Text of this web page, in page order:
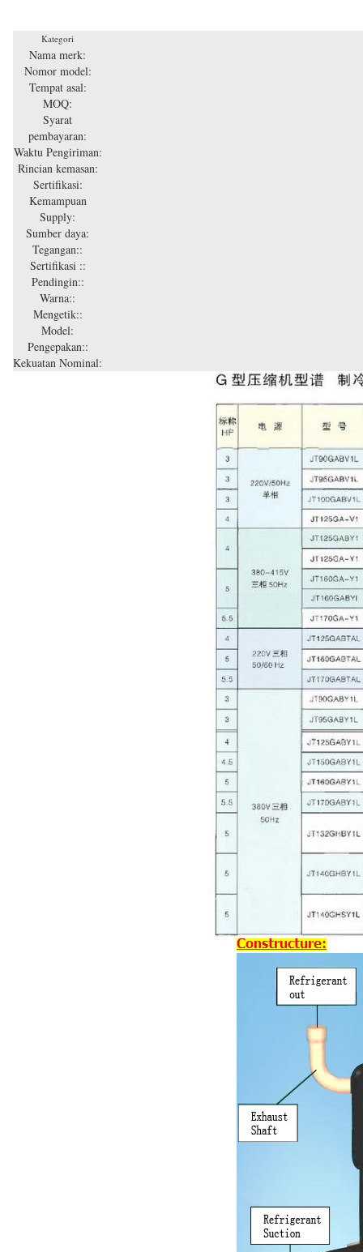
Kategori
Nama merk:
Nomor model:
Tempat asal:
MOQ:
Syarat
pembayaran:
Waktu Pengiriman:
Rincian kemasan:
Sertifikasi:
Kemampuan
Supply:
Sumber daya:
Tegangan::
Sertifikasi ::
Pendingin::
Warna::
Mengetik::
Model:
Pengepakan::
Kekuatan Nominal: